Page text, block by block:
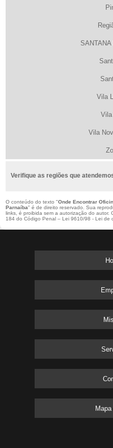
Vila
Vila
Verifique as regiões que
O conteúdo do texto "Onde Encontrar
Parnaíba" é de direito reservado. Sua
links, é proibida sem a autorização do autor.
184 do Código Penal – Lei 9610/98 - Lei de